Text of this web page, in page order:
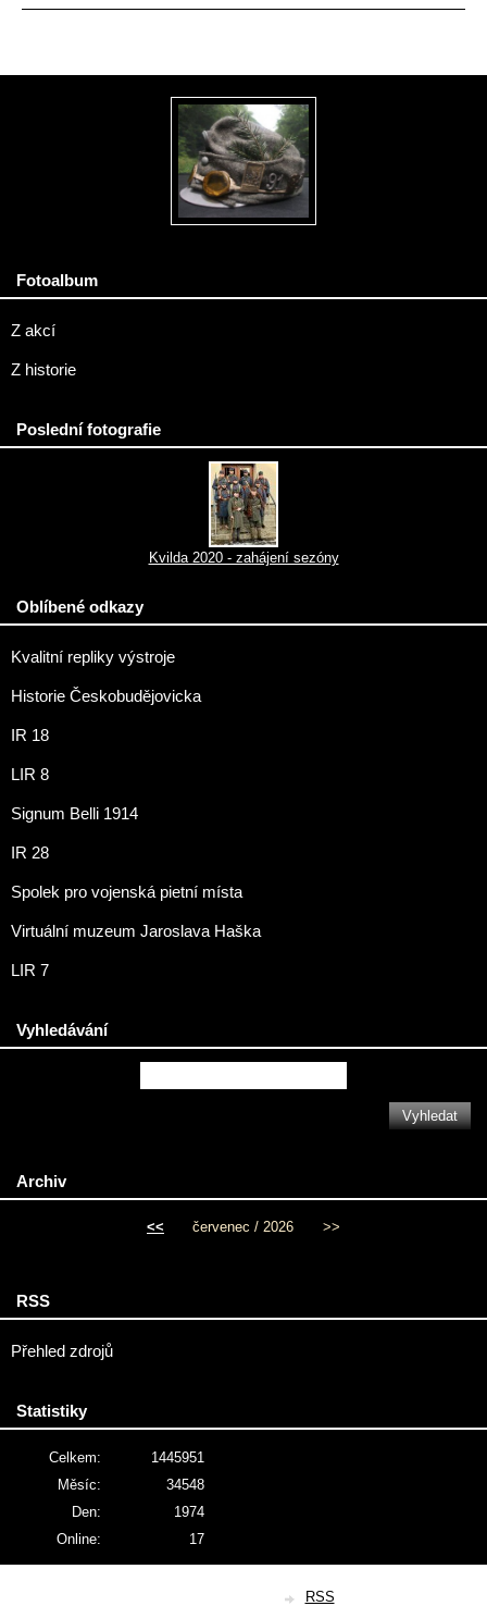
Fotoalbum
Z akcí
Z historie
Poslední fotografie
Kvilda 2020 - zahájení sezóny
Oblíbené odkazy
Kvalitní repliky výstroje
Historie Českobudějovicka
IR 18
LIR 8
Signum Belli 1914
IR 28
Spolek pro vojenská pietní místa
Virtuální muzeum Jaroslava Haška
LIR 7
Vyhledávání
Archiv
<< červenec / 2026 >>
RSS
Přehled zdrojů
Statistiky
Online: 17
Celkem:
1445951
Měsíc:
34548
Den:
1974
RSS